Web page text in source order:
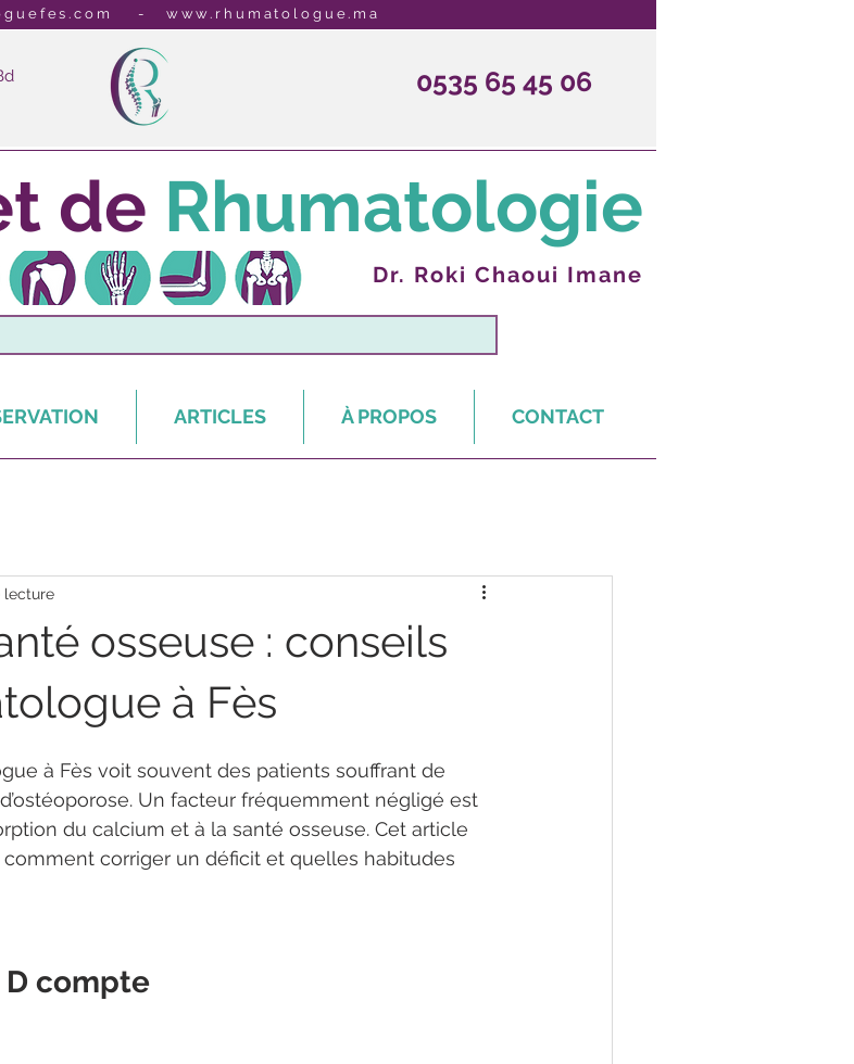
- www.rhumatologue.ma
0535 65 45 06
de Rhumatologie
..... Rhumatologue Fe Dr. Roki Chaoui Imane
ARTICLES À PROPOS CONTACT
osseuse : conseils
à Fès
lecture
à Fès voit souvent des patients souffrant de
Un facteur fréquemment négligé est
du calcium et à la santé osseuse. Cet article
corriger un déficit et quelles habitudes
compte